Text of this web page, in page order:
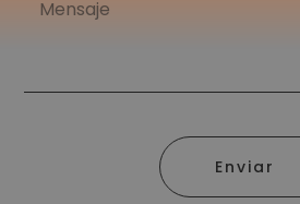
Enviar